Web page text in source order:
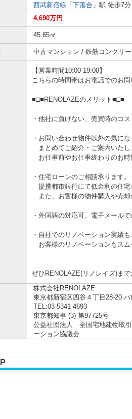
西武新宿線 「 下落合 」駅 徒歩7分
4,690万円
45.65㎡
中古マンション / 鉄筋コンクリー
【営業時間10:00-19:00】
こちらの時間帯はお電話でのお
■□■RENOLAZEのメリット■□■
・他社に負けない、売買時のコス
・お問い合わせ物件以外の気に
まとめてご紹介・ご案内いたし
お仕事前やお仕事終わりのお時
・住宅ローンのご相談承ります。
提携都市銀行にて低金利の住宅
また、お客様の物件購入や売却
・外国語の対応可、電子メール
・自社でのリノベーション実績も
お客様のリノベーションもスム
ぜひRENOLAZE(リノレイズ)まで
株式会社RENOLAZE
東京都新宿区四谷４丁目28-20
TEL:03-5341-4693
東京都知事 (3) 第97725号
公益社団法人 全国宅地建物取
ーション協議会